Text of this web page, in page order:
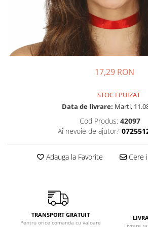
Suflatori si Coifuri
Petrecere Star Wars
Petrecere Super Mario
Petrecere Supereroi
Petreceri Fete
Petrecere Buburuza Miraculoasa
Petrecere Little Star
Petrecere LOL Surprise
Petrecere Lovely Swan
Petrecere Minnie Mouse
Petrecere Printese Disney
Petrecere Unicorni
Petreceri Adulti
17,29 RON
STOC EPUIZAT
Data de livrare: Marti,
Cod Produs: 42097
Ai nevoie de ajutor?
Adauga la Favorite Cere
TRANSPORT GRATUIT
Pentru orice comanda cu valoare
Livrare